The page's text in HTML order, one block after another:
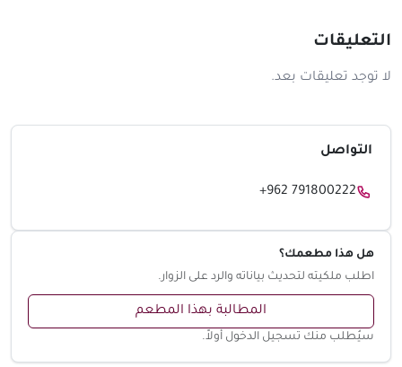
التعليقات
لا توجد تعليقات بعد.
التواصل
+962 791800222
هل هذا مطعمك؟
اطلب ملكيته لتحديث بياناته والرد على الزوار.
المطالبة بهذا المطعم
سيُطلب منك تسجيل الدخول أولاً.